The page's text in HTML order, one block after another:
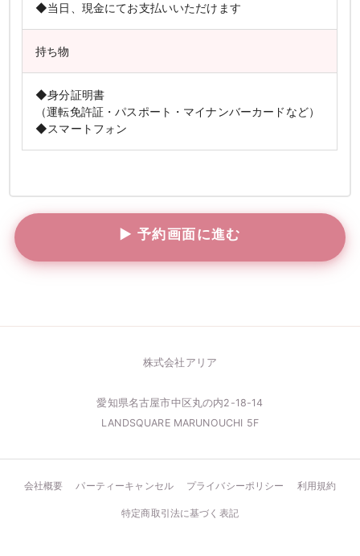
◆当日、現金にてお支払いいただけます
持ち物
◆身分証明書
（運転免許証・パスポート・マイナンバーカードなど）
◆スマートフォン
株式会社アリア
愛知県名古屋市中区丸の内2-18-14
LANDSQUARE MARUNOUCHI 5F
会社概要 パーティーキャンセル プライバシーポリシー 利用規約
特定商取引法に基づく表記